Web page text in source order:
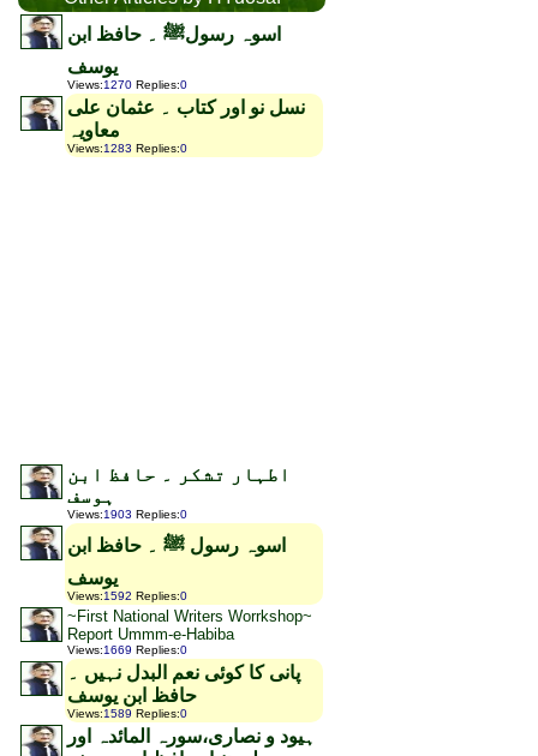
اسوہ رسولﷺ ۔ حافظ ابن
یوسف
Views:1270 Replies:0
نسل نو اور کتاب ۔ عثمان علی
معاویہ
Views:1283 Replies:0
اطہار تشکر ۔ حافظ ابن
ہوسف
Views:1903 Replies:0
اسوہ رسول ﷺ ۔ حافظ ابن
یوسف
Views:1592 Replies:0
~First National Writers Worrkshop~
Report Ummm-e-Habiba
Views:1669 Replies:0
پانی کا کوئی نعم البدل نہیں ۔
حافظ ابن یوسف
Views:1589 Replies:0
ہیود و نصاری،سورہ المائدہ اور